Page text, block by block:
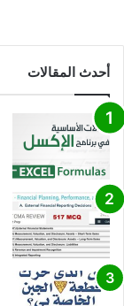
أحدث المقالات